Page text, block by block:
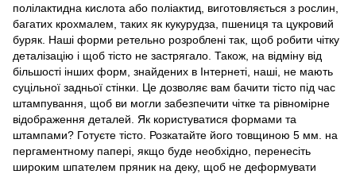
полілактидна кислота або поліактид, виготовляється з рослин,
багатих крохмалем, таких як кукурудза, пшениця та цукровий
буряк. Наші форми ретельно розроблені так, щоб робити чітку
деталізацію і щоб тісто не застрягало. Також, на відміну від
більшості інших форм, знайдених в Інтернеті, наші, не мають
суцільної задньої стінки. Це дозволяє вам бачити тісто під час
штампування, щоб ви могли забезпечити чітке та рівномірне
відображення деталей. Як користуватися формами та
штампами? Готуєте тісто. Розкатайте його товщиною 5 мм. на
пергаментному папері, якщо буде необхідно, перенесіть
широким шпателем пряник на деку, щоб не деформувати